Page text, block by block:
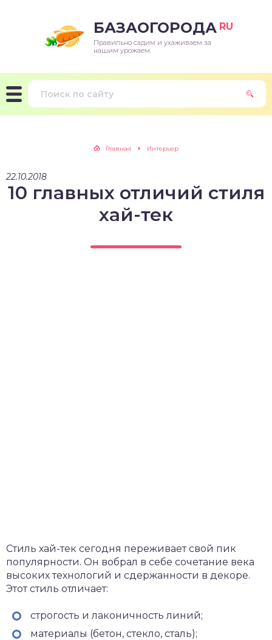
БАЗАОГОРОДА RU
Правильно садим и ухаживаем за
нашим урожаем.
Главная Интерьер
22.10.2018
10 главных отличий стиля
хай-тек
Стиль хай-тек сегодня переживает свой пик
популярности. Он вобрал в себе сочетание века
высоких технологий и сдержанности в декоре.
Этот стиль отличает:
строгость и лаконичность линий;
материалы (бетон, стекло, сталь);